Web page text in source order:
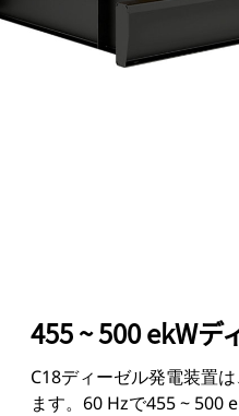
455 ~ 500 ekW
C18ディーゼル発電装置
ます。60 Hzで455 ~ 500